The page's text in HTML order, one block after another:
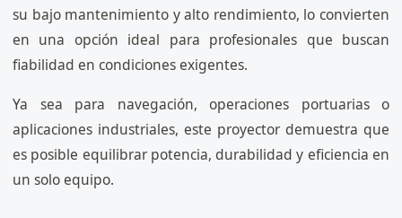
su bajo mantenimiento y alto rendimiento, lo convierten
en una opción ideal para profesionales que buscan
fiabilidad en condiciones exigentes.
Ya sea para navegación, operaciones portuarias o
aplicaciones industriales, este proyector demuestra que
es posible equilibrar potencia, durabilidad y eficiencia en
un solo equipo.